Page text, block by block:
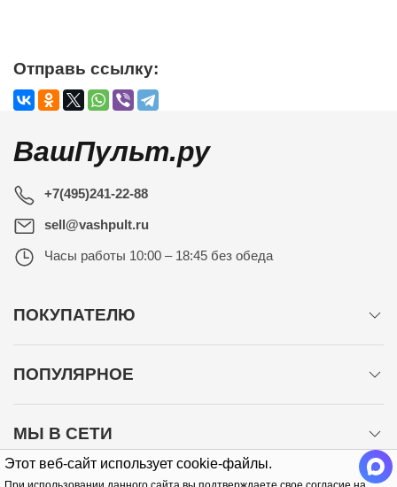
Этот веб-сайт использует cookie-файлы.
Отправь ссылку:
ВашПульт.ру
+7(495)241-22-88
sell@vashpult.ru
Часы работы 10:00 – 18:45 без обеда
ПОКУПАТЕЛЮ
ПОПУЛЯРНОЕ
МЫ В СЕТИ